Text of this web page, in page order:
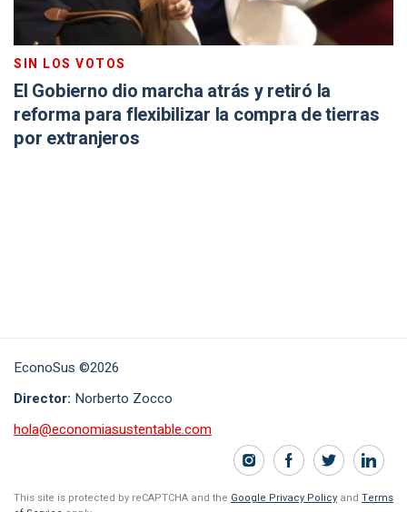
SIN LOS VOTOS
El Gobierno dio marcha atrás y retiró la
reforma para flexibilizar la compra de tierras
por extranjeros
EconoSus ©2026
Director: Norberto Zocco
hola@economiasustentable.com
This site is protected by reCAPTCHA and the Google Privacy Policy and Terms